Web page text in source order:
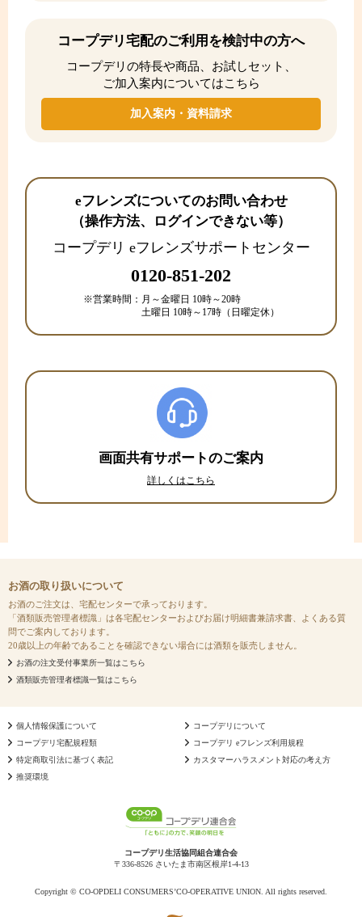
コープデリ宅配のご利用を検討中の方へ
コープデリの特長や商品、お試しセット、
ご加入案内についてはこちら
加入案内・資料請求
eフレンズについてのお問い合わせ
（操作方法、ログインできない等）
コープデリ eフレンズサポートセンター
0120-851-202
※営業時間： 月～金曜日 10時～20時
土曜日 10時～17時（日曜定休）
画面共有サポートのご案内
詳しくはこちら
お酒の取り扱いについて
お酒のご注文は、宅配センターで承っております。
「酒類販売管理者標識」は各宅配センターおよびお届け明細書兼請求書、よくある質
問でご案内しております。
20歳以上の年齢であることを確認できない場合には酒類を販売しません。
お酒の注文受付事業所一覧はこちら
酒類販売管理者標識一覧はこちら
個人情報保護について
コープデリについて
コープデリ宅配規程類
コープデリ eフレンズ利用規程
特定商取引法に基づく表記
カスタマーハラスメント対応の考え方
推奨環境
コープデリ生活協同組合連合会
〒336-8526 さいたま市南区根岸1-4-13
Copyright © CO-OPDELI CONSUMERS’CO-OPERATIVE UNION. All rights reserved.